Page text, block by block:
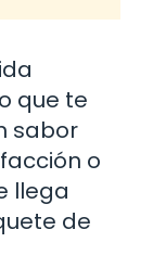
que te
sabor
o
llega
de